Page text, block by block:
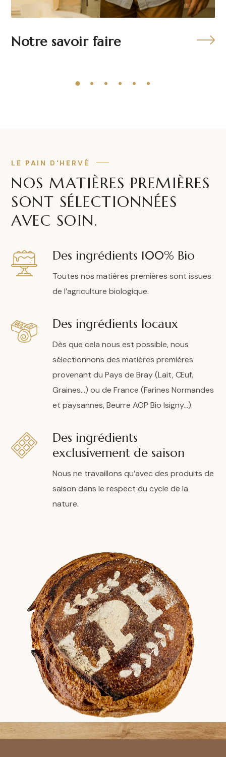
Notre savoir faire
LE PAIN D'HERVÉ
NOS MATIÈRES PREMIÈRES
SONT SÉLECTIONNÉES
AVEC SOIN.
Des ingrédients 100% Bio
Toutes nos matières premières sont issues
de l’agriculture biologique.
Des ingrédients locaux
Dès que cela nous est possible, nous
sélectionnons des matières premières
provenant du Pays de Bray (Lait, Œuf,
Graines…) ou de France (Farines Normandes
et paysannes, Beurre AOP Bio Isigny…).
Des ingrédients
exclusivement de saison
Nous ne travaillons qu’avec des produits de
saison dans le respect du cycle de la
nature.